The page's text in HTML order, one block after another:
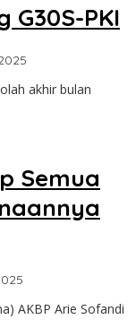
PKI
akhir bulan
Semua
AKBP Arie Sofandi